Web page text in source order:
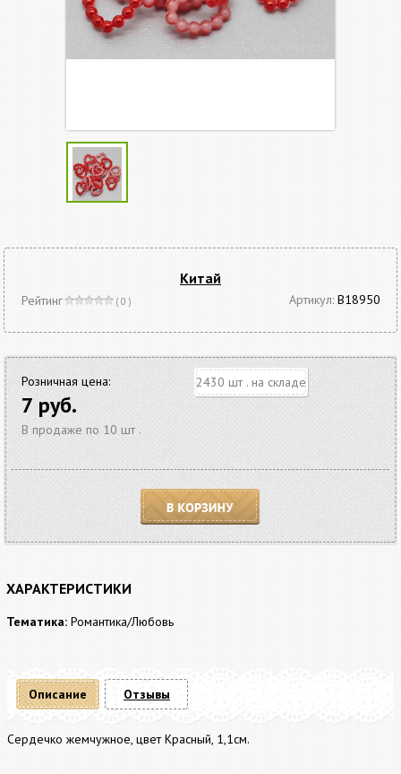
Китай
Рейтинг ( 0 ) Артикул: В18950
Розничная цена:
7 руб.
В продаже по 10 шт .
2430 шт . на складе
ХАРАКТЕРИСТИКИ
Тематика: Романтика/Любовь
Описание
Сердечко жемчужное, цвет Красный, 1,1см.
Отзывы